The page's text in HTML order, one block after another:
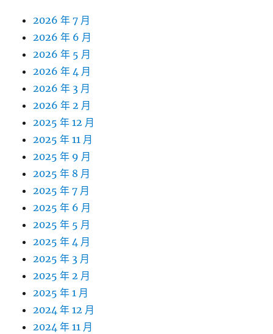
2026 年 7 月
2026 年 6 月
2026 年 5 月
2026 年 4 月
2026 年 3 月
2026 年 2 月
2025 年 12 月
2025 年 11 月
2025 年 9 月
2025 年 8 月
2025 年 7 月
2025 年 6 月
2025 年 5 月
2025 年 4 月
2025 年 3 月
2025 年 2 月
2025 年 1 月
2024 年 12 月
2024 年 11 月